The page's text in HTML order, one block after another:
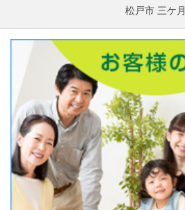
松戸市 三ケ月